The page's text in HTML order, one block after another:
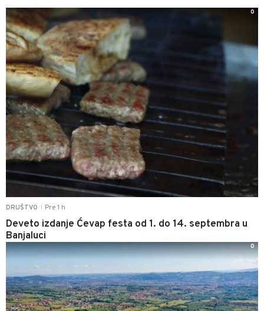
DRUŠTVO Pre 1 h
Deveto izdanje Ćevap festa od 1. do 14. septembra u
Banjaluci
0
0